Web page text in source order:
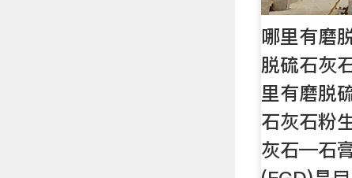
哪里有磨
脱硫石灰
里有磨脱
石灰石粉
灰石—石